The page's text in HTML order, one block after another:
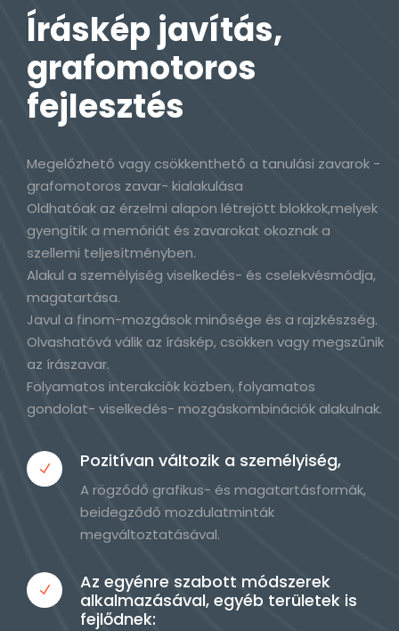
Íráskép javítás,
grafomotoros
fejlesztés
Megelőzhető vagy csökkenthető a tanulási zavarok -
grafomotoros zavar- kialakulása
Oldhatóak az érzelmi alapon létrejött blokkok,melyek
gyengítik a memóriát és zavarokat okoznak a
szellemi teljesítményben.
Alakul a személyiség viselkedés- és cselekvésmódja,
magatartása.
Javul a finom-mozgások minősége és a rajzkészség.
Olvashatóvá válik az íráskép, csökken vagy megszűnik
az írászavar.
Folyamatos interakciók közben, folyamatos
gondolat- viselkedés- mozgáskombinációk alakulnak.
Pozitívan változik a személyiség,
A rögződő grafikus- és magatartásformák,
beidegződő mozdulatminták
megváltoztatásával.
Az egyénre szabott módszerek
alkalmazásával, egyéb területek is
fejlődnek: